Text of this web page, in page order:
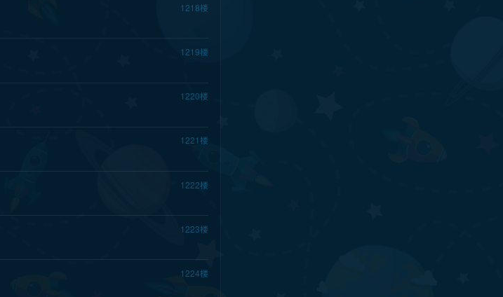
1218楼
1219楼
1220楼
1221楼
1222楼
1223楼
1224楼